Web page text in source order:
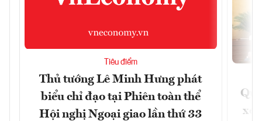
Tiêu điểm
Thủ tướng Lê Minh Hưng phát
biểu chỉ đạo tại Phiên toàn thể
Hội nghị Ngoại giao lần thứ 33